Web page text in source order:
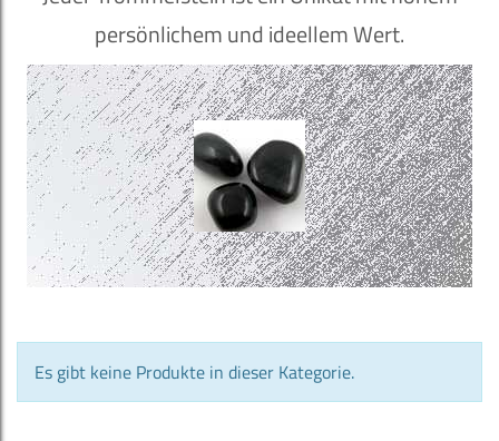
persönlichem und ideellem Wert.
Es gibt keine Produkte in dieser Kategorie.